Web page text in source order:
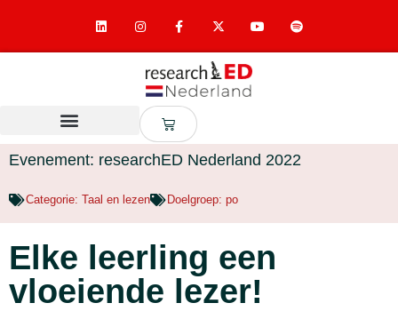
Evenement: researchED Nederland 2022
Categorie: Taal en lezen Doelgroep: po
Elke leerling een
vloeiende lezer!